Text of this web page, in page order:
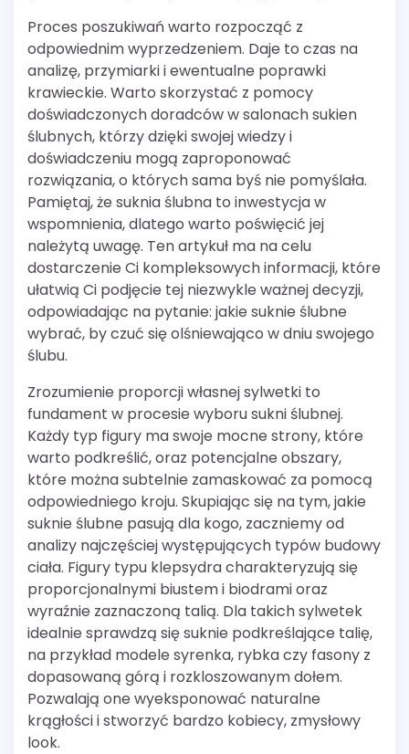
Proces poszukiwań warto rozpocząć z
odpowiednim wyprzedzeniem. Daje to czas na
analizę, przymiarki i ewentualne poprawki
krawieckie. Warto skorzystać z pomocy
doświadczonych doradców w salonach sukien
ślubnych, którzy dzięki swojej wiedzy i
doświadczeniu mogą zaproponować
rozwiązania, o których sama byś nie pomyślała.
Pamiętaj, że suknia ślubna to inwestycja w
wspomnienia, dlatego warto poświęcić jej
należytą uwagę. Ten artykuł ma na celu
dostarczenie Ci kompleksowych informacji, które
ułatwią Ci podjęcie tej niezwykle ważnej decyzji,
odpowiadając na pytanie: jakie suknie ślubne
wybrać, by czuć się olśniewająco w dniu swojego
ślubu.
Zrozumienie proporcji własnej sylwetki to
fundament w procesie wyboru sukni ślubnej.
Każdy typ figury ma swoje mocne strony, które
warto podkreślić, oraz potencjalne obszary,
które można subtelnie zamaskować za pomocą
odpowiedniego kroju. Skupiając się na tym, jakie
suknie ślubne pasują dla kogo, zaczniemy od
analizy najczęściej występujących typów budowy
ciała. Figury typu klepsydra charakteryzują się
proporcjonalnymi biustem i biodrami oraz
wyraźnie zaznaczoną talią. Dla takich sylwetek
idealnie sprawdzą się suknie podkreślające talię,
na przykład modele syrenka, rybka czy fasony z
dopasowaną górą i rozkloszowanym dołem.
Pozwalają one wyeksponować naturalne
krągłości i stworzyć bardzo kobiecy, zmysłowy
look.